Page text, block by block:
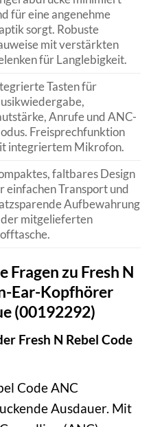
für eine angenehme
sorgt. Robuste
mit verstärkten
für Langlebigkeit.
Tasten für
Anrufe und ANC-
Freisprechfunktion
integriertem Mikrofon.
faltbares Design
einfachen Transport und
Aufbewahrung
der mitgelieferten
Fragen zu Fresh N
Ear-Kopfhörer
(00192292)
Fresh N Rebel Code
Code ANC
Ausdauer. Mit